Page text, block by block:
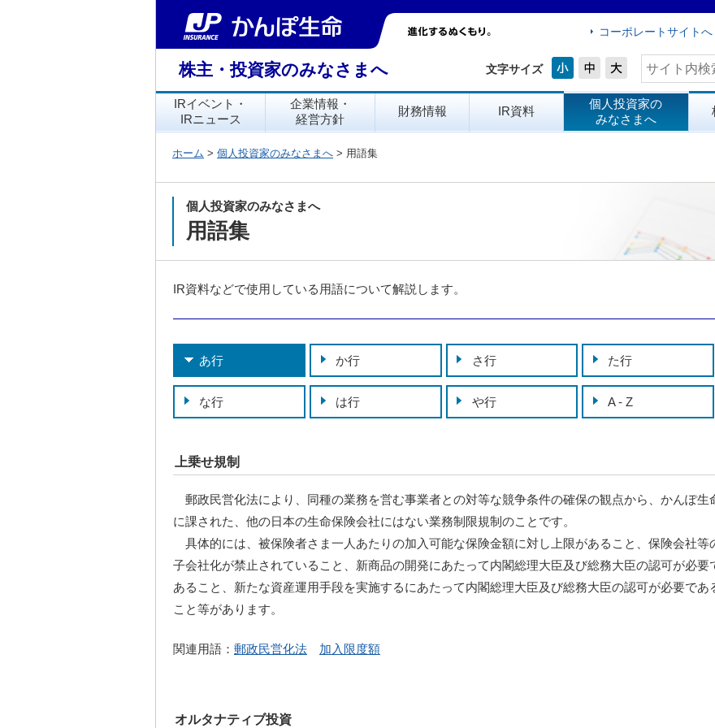
IRイベント・
IRニュース
企業情報・
経営方針
財務情報 IR資料
個人投資家の
みなさまへ
株主・投資家のみなさまへ
コーポレートサイトへ
文字サイズ
ホーム > 個人投資家のみなさまへ > 用語集
個人投資家のみなさまへ
用語集
IR資料などで使用している用語について解説します。
あ行 か行 さ行 た行
な行 は行 や行 A - Z
上乗せ規制
郵政民営化法により、同種の業務を営む事業者との対等な競争条件の確保の観点から、かんぽ生
に課された、他の日本の生命保険会社にはない業務制限規制のことです。
具体的には、被保険者さま一人あたりの加入可能な保険金額に対し上限があること、保険会社等
子会社化が禁止されていること、新商品の開発にあたって内閣総理大臣及び総務大臣の認可が必要
あること、新たな資産運用手段を実施するにあたって内閣総理大臣及び総務大臣の認可が必要であ
こと等があります。
関連用語： 郵政民営化法 加入限度額
オルタナティブ投資